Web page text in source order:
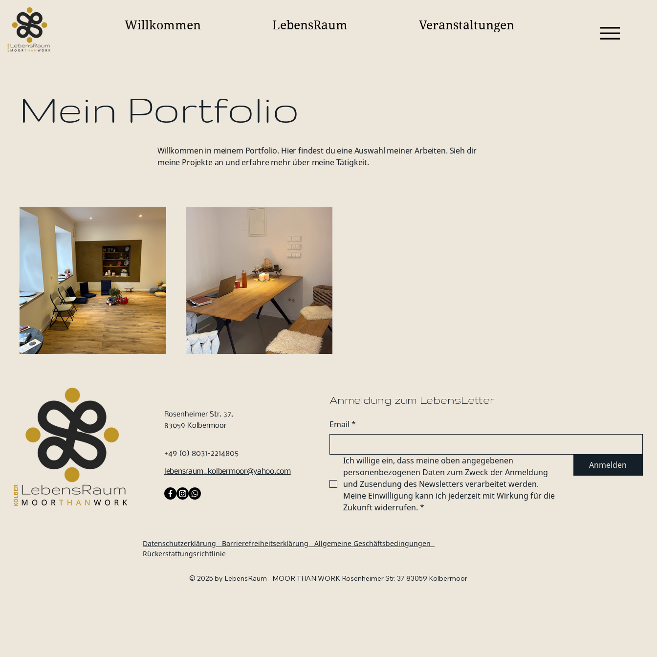
Willkommen LebensRaum Veranstaltungen
Mein Portfolio
Willkommen in meinem Portfolio. Hier findest du eine Auswahl meiner Arbeiten. Sieh dir
meine Projekte an und erfahre mehr über meine Tätigkeit.
Rosenheimer Str. 37,
83059 Kolbermoor
+49 (0) 8031-2214805
lebensraum_kolbermoor@yahoo.com
Anmeldung zum LebensLetter
Email *
Ich willige ein, dass meine oben angegebenen
personenbezogenen Daten zum Zweck der Anmeldung
und Zusendung des Newsletters verarbeitet werden.
Meine Einwilligung kann ich jederzeit mit Wirkung für die
Zukunft widerrufen. *
Anmelden
Datenschutzerklärung Barrierefreiheitserklärung Allgemeine Geschäftsbedingungen
Rückerstattungsrichtlinie
© 2025 by LebensRaum - MOOR THAN WORK Rosenheimer Str. 37 83059 Kolbermoor